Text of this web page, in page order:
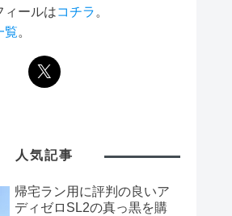
ィールはコチラ 。
覧。
人気記事
帰宅ラン用に評判の良いア
ディゼロSL2の真っ黒を購